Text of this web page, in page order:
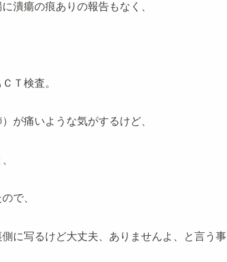
潰瘍の痕ありの報告もなく、
Ｔ検査。
が痛いような気がするけど、
で、
に写るけど大丈夫、ありませんよ、と言う事